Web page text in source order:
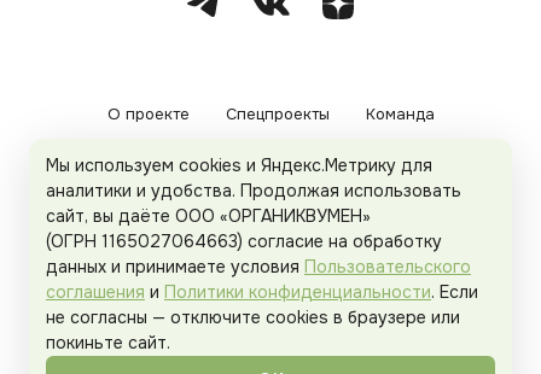
О проекте Спецпроекты Команда
Рекламодателям Политика конфиденциальности
Пользовательское соглашение
Organicwoman.ru . Все права защищены.
Мы используем cookies и Яндекс.Метрику для
аналитики и удобства. Продолжая использовать
сайт, вы даёте ООО «ОРГАНИКВУМЕН»
(ОГРН 1165027064663) согласие на обработку
данных и принимаете условия Пользовательского
соглашения и Политики конфиденциальности. Если
не согласны — отключите cookies в браузере или
покиньте сайт.